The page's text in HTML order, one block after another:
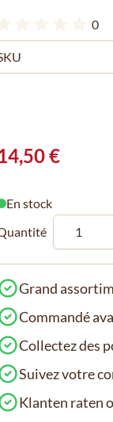
0
€
En stock
Grand
Commandé
Collectez des
Suivez votre
Klanten raten